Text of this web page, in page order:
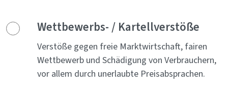
Wettbewerbs- / Kartellverstöße
Verstöße gegen freie Marktwirtschaft, fairen
Wettbewerb und Schädigung von Verbrauchern,
vor allem durch unerlaubte Preisabsprachen.